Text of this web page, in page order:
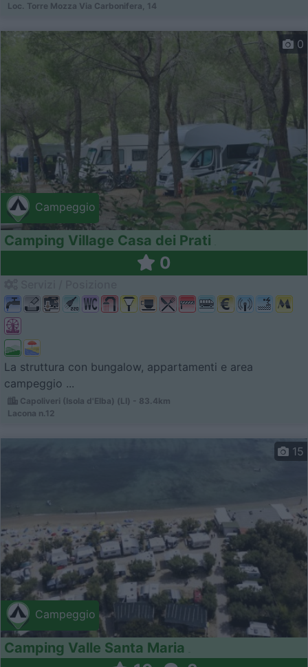
Loc. Torre Mozza Via Carbonifera, 14
Campeggio
0
Camping Village Casa dei Prati
0
La struttura con bungalow, appartamenti e area
campeggio ...
Capoliveri (Isola d'Elba) (LI) - 83.4km
Lacona n.12
Campeggio
15
Camping Valle Santa Maria